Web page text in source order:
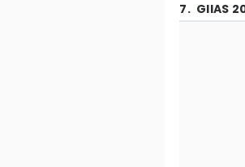
7. GIIAS